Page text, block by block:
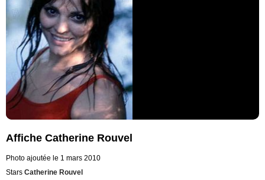
Affiche Catherine Rouvel
Photo ajoutée le 1 mars 2010
Stars Catherine Rouvel